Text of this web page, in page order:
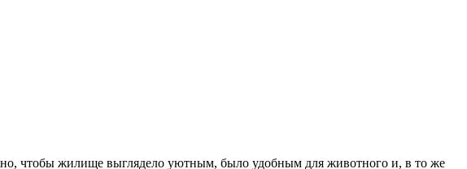
чтобы жилище выглядело уютным, было удобным для животного и, в то же